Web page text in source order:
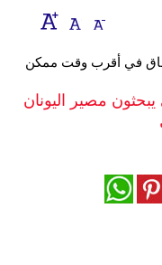
إقتصاد
وموسيقى
في أقرب وقت ممكن
مصير اليونان